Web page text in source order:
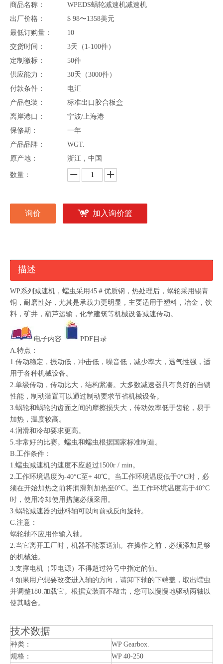
商品名称：
WPEDS蜗轮减速机减速机
出厂价格：
$ 98〜1358美元
最低订购量：
10
交货时间：
3天（1-100件）
定制徽标：
50件
供应能力：
30天（3000件）
付款条件：
电汇
产品包装：
标准出口胶合板盒
离岸港口：
宁波/上海港
保修期：
一年
产品品牌：
WGT.
原产地：
浙江，中国
数量：
询价 加入询价篮
描述
WP系列减速机，蠕虫采用45＃优质钢，热处理后，蜗轮采用锡青
铜，耐磨性好，尤其是承载力更明显，主要适用于塑料，冶金，饮
料，矿井，葫芦运输，化学建筑等机械设备减速传动。
电子内容
PDF目录
A.特点：
1.传动稳定，振动低，冲击低，噪音低，减少率大，透气性强，适
用于各种机械设备。
2.单级传动，传动比大，结构紧凑。大多数减速器具有良好的自锁
性能，制动装置可以通过制动要求节省机械设备。
3.蜗轮和蜗轮的齿面之间的摩擦损失大，传动效率低于齿轮，易于
加热，温度较高。
4.润滑和冷却要求更高。
5.非常好的比赛。蠕虫和蠕虫根据国家标准制造。
B.工作条件：
1.蠕虫减速机的速度不应超过1500r / min。
2.工作环境温度为-40°C至+ 40℃。当工作环境温度低于0°C时，必
须在开始加热之前将润滑剂加热至0°C。当工作环境温度高于40°C
时，使用冷却使用措施必须采用。
3.蜗轮减速器的进料轴可以向前或反向旋转。
C.注意：
蜗轮轴不应用作输入轴。
2.当它离开工厂时，机器不能泵送油。在操作之前，必须添加足够
的机械油。
3.支撑电机（即电源）不得超过符号中指定的值。
4.如果用户想要改变进入轴的方向，请卸下轴的下端盖，取出蠕虫
并调整180.加载它。根据安装而不敲击，您可以慢慢地驱动两轴以
使其啮合。
技术数据
种类：
WP Gearbox.
规格：
WP 40-250